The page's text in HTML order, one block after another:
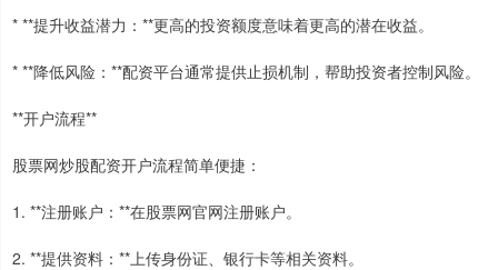
* **提升收益潜力：**更高的投资额度意味着更高的潜在收益。
* **降低风险：**配资平台通常提供止损机制，帮助投资者控制风险。
**开户流程**
股票网炒股配资开户流程简单便捷：
1. **注册账户：**在股票网官网注册账户。
2. **提供资料：**上传身份证、银行卡等相关资料。